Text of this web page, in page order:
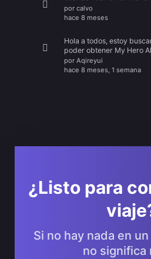
por calvo
hace 8 meses
Hola a todos, estoy
poder obtener My Hero
por Aqireyui
hace 8 meses, 1 semana
¿Listo para
Si no hay nada en
no significa